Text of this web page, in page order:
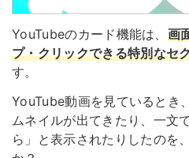
YouTubeのカード機能は、 画
プ・クリックできる特別なセ
す。
YouTube動画を見ているとき
ムネイルが出てきたり、一文
ら」と表示されたりしたのを